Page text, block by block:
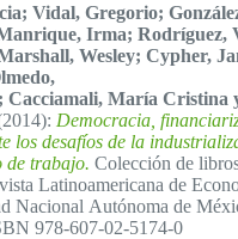
Vidal, Gregorio;
Irma; Rodríguez,
Wesley; Cypher,
Cacciamali, María Cristina
Democracia,
los desafíos de la
de trabajo. Colección de
Latinoamericana de
Nacional Autónoma de
978-607-02-5174-0